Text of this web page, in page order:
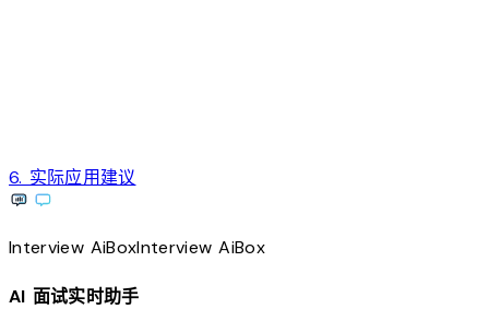
6. 实际应用建议
Interview AiBoxInterviewAiBox
AI 面试实时助手